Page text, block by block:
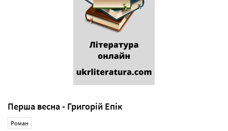
Перша весна - Григорій Епік
Роман